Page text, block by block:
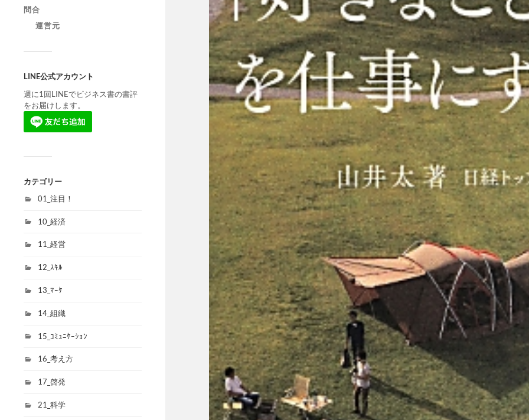
問合
運営元
LINE公式アカウント
週に1回LINEでビジネス書の書評
をお届けします。
カテゴリー
01_注目！
10_経済
11_経営
12_ｽｷﾙ
13_ﾏｰｹ
14_組織
15_ｺﾐｭﾆｹｰｼｮﾝ
16_考え方
17_啓発
21_科学